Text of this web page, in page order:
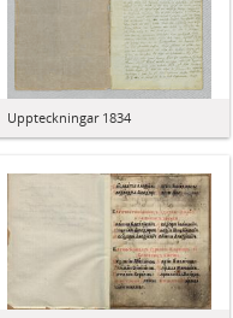
Uppteckningar 1834